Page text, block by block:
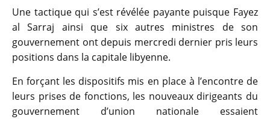
Une tactique qui s’est révélée payante puisque Fayez
al Sarraj ainsi que six autres ministres de son
gouvernement ont depuis mercredi dernier pris leurs
positions dans la capitale libyenne.
En forçant les dispositifs mis en place à l’encontre de
leurs prises de fonctions, les nouveaux dirigeants du
gouvernement d’union nationale essaient